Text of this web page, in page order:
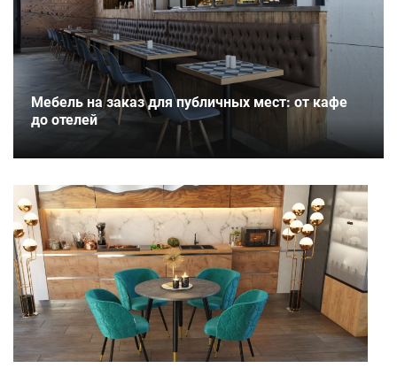
Мебель на заказ для публичных мест: от кафе
до отелей